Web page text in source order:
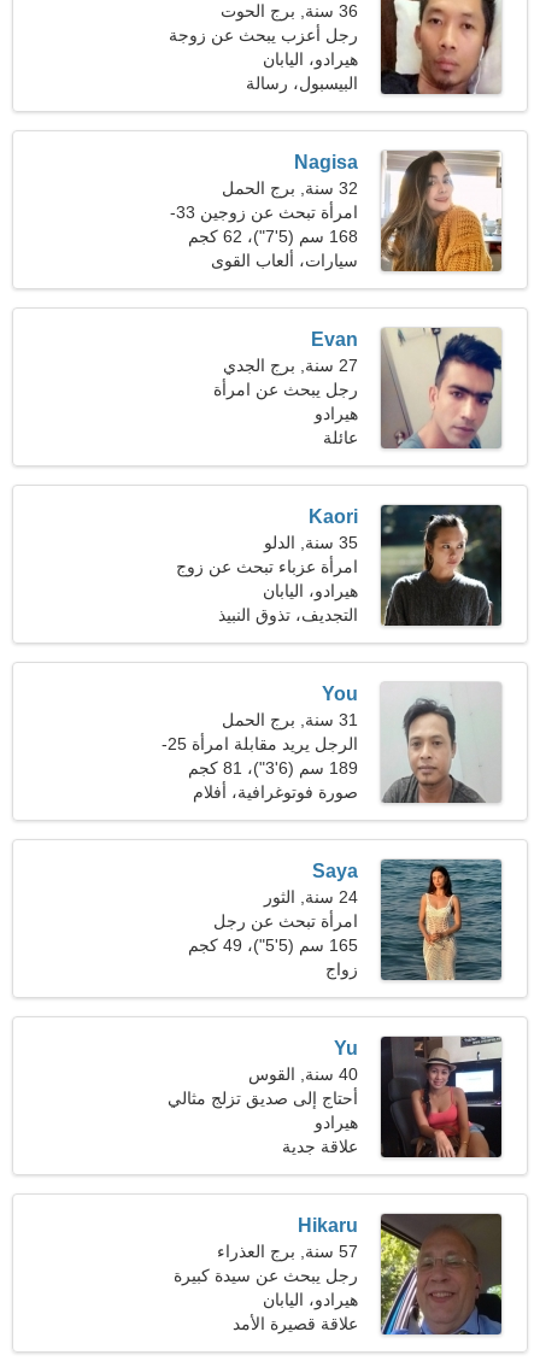
36 سنة, برج الحوت
رجل أعزب يبحث عن زوجة
هيرادو، اليابان
البيسبول، رسالة
Nagisa
32 سنة, برج الحمل
امرأة تبحث عن زوجين 33-
40
168 سم (5'7")، 62 كجم
(136 رطلا)
سيارات، ألعاب القوى
Evan
27 سنة, برج الجدي
رجل يبحث عن امرأة
هيرادو
عائلة
Kaori
35 سنة, الدلو
امرأة عزباء تبحث عن زوج
37-45
هيرادو، اليابان
التجديف، تذوق النبيذ
You
31 سنة, برج الحمل
الرجل يريد مقابلة امرأة 25-
28
189 سم (6'3")، 81 كجم
(178 رطلا)
صورة فوتوغرافية، أفلام
Saya
24 سنة, الثور
امرأة تبحث عن رجل
165 سم (5'5")، 49 كجم
(108 رطل)زواج
Yu
40 سنة, القوس
أحتاج إلى صديق تزلج مثالي
هيرادو
علاقة جدية
Hikaru
57 سنة, برج العذراء
رجل يبحث عن سيدة كبيرة
هيرادو، اليابان
علاقة قصيرة الأمد